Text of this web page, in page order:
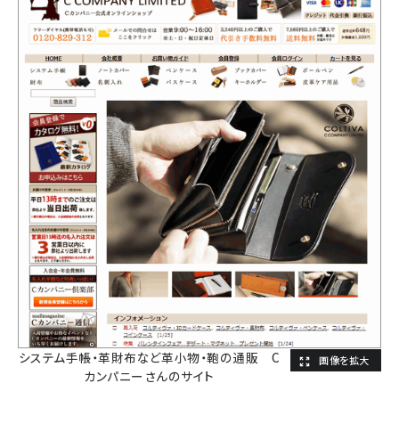
システム手帳・革財布など革小物・鞄の通販 C
カンパニーさんのサイト